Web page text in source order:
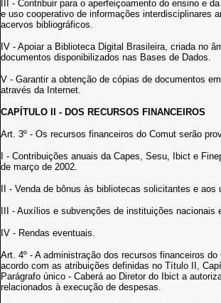
III - Contribuir para o aperfeiçoamento do ensino e
e uso cooperativo de informações interdisciplinares
acervos bibliográficos.
IV - Apoiar a Biblioteca Digital Brasileira, criada no
documentos disponibilizados nas Bases de Dados.
V - Garantir a obtenção de cópias de documentos
através da Internet.
CAPÍTULO II - DOS RECURSOS FINANCEIROS
Art. 3º - Os recursos financeiros do Comut serão
I - Contribuições anuais da Capes, Sesu, Ibict e
de março de 2002.
II - Venda de bônus às bibliotecas solicitantes e
III - Auxílios e subvenções de instituições nacionais
IV - Rendas eventuais.
Art. 4º - A administração dos recursos financeiros
acordo com as atribuições definidas no Título II,
Parágrafo único - Caberá ao Diretor do Ibict a
relacionados à execução de despesas.